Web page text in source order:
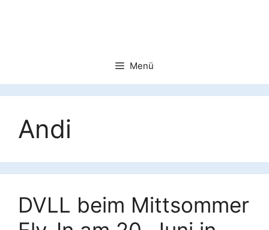
Menü
Andi
DVLL beim Mittsommer